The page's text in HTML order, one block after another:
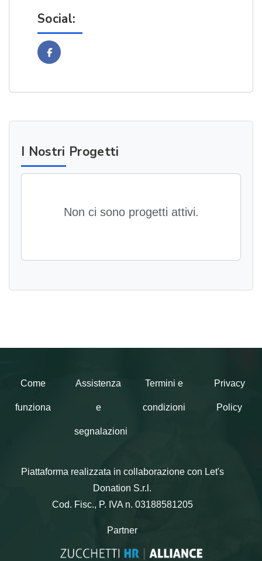
Social:
Facebook
I Nostri Progetti
Non ci sono progetti attivi.
Come
funziona
Assistenza
e
segnalazioni
Termini e
condizioni
Privacy
Policy
Piattaforma realizzata in collaborazione con Let's
Donation S.r.l.
Cod. Fisc., P. IVA n. 03188581205
Partner